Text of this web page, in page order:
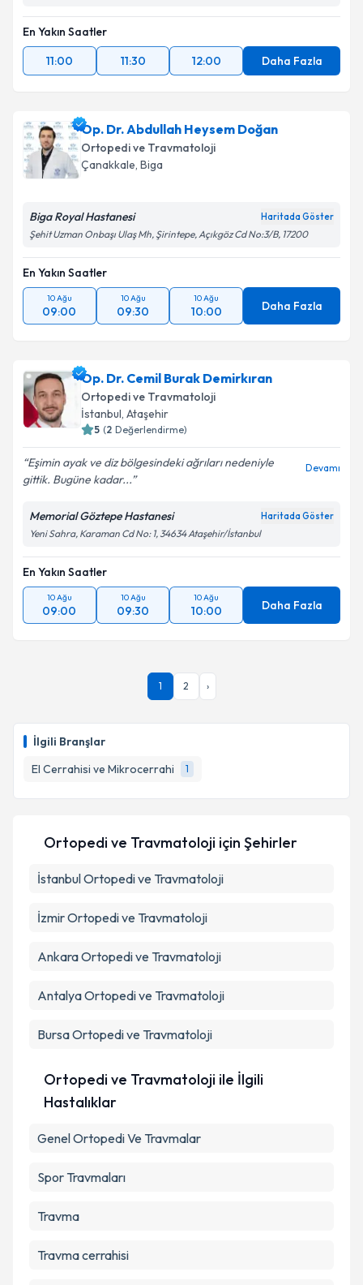
İlgili Branşlar
El Cerrahisi ve Mikrocerrahi
1
En Yakın Saatler
11:00
11:30 12:00 Daha Fazla
Op. Dr. Abdullah Heysem Doğan
Ortopedi ve Travmatoloji
Çanakkale, Biga
Biga Royal Hastanesi Haritada Göster
Şehit Uzman Onbaşı Ulaş Mh, Şirintepe, Açıkgöz Cd No:3/B, 17200
En Yakın Saatler
10 Ağu
09:00
10 Ağu
09:30
10 Ağu
10:00 Daha Fazla
Op. Dr. Cemil Burak Demirkıran
Ortopedi ve Travmatoloji
İstanbul, Ataşehir
5 (2 Değerlendirme)
Eşimin ayak ve diz bölgesindeki ağrıları nedeniyle
gittik. Bugüne kadar...
Devamı
Memorial Göztepe Hastanesi Haritada Göster
Yeni Sahra, Karaman Cd No: 1, 34634 Ataşehir/İstanbul
En Yakın Saatler
10 Ağu
09:00
10 Ağu
09:30
10 Ağu
10:00 Daha Fazla
1 2 ›
Ortopedi ve Travmatoloji için Şehirler
İstanbulOrtopedi ve Travmatoloji
İzmirOrtopedi ve Travmatoloji
AnkaraOrtopedi ve Travmatoloji
AntalyaOrtopedi ve Travmatoloji
BursaOrtopedi ve Travmatoloji
Ortopedi ve Travmatoloji ile İlgili
Hastalıklar
Genel Ortopedi Ve Travmalar
Spor Travmaları
Travma
Travma cerrahisi